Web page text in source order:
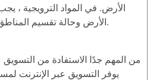
الأرض. في المواد الترويجية ،
الأرض وحالة تقسيم المناطق وصور الأرض وعوامل أخرى.
من المهم جدًا الاستفادة من